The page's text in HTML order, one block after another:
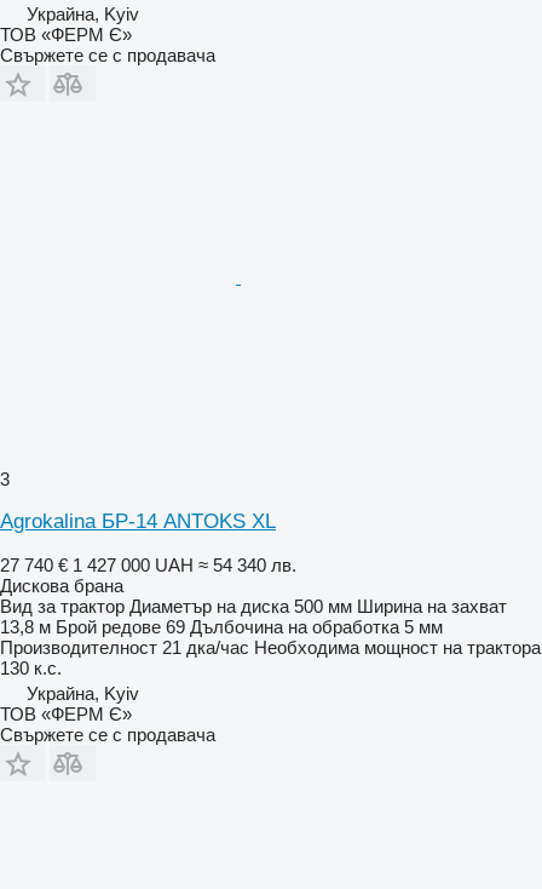
Украйна, Kyiv
ТОВ «ФЕРМ Є»
Свържете се с продавача
3
Agrokalina БР-14 ANTOKS XL
27 740 € 1 427 000 UAH ≈ 54 340 лв.
Дискова брана
Вид за трактор Диаметър на диска 500 мм Ширина на захват
13,8 м Брой редове 69 Дълбочина на обработка 5 мм
Производителност 21 дка/час Необходима мощност на трактора
130 к.с.
Украйна, Kyiv
ТОВ «ФЕРМ Є»
Свържете се с продавача